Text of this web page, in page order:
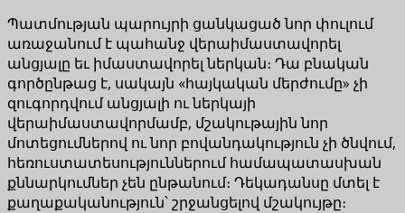
Պատմության պարույրի ցանկացած նոր փուլում
առաջանում է պահանջ վերաիմաստավորել
անցյալը եւ իմաստավորել ներկան։ Դա բնական
գործընթաց է, սակայն «հայկական մերժումը» չի
զուգորդվում անցյալի ու ներկայի
վերաիմաստավորմամբ, մշակութային նոր
մոտեցումներով ու նոր բովանդակություն չի ծնվում,
հեռուստատեսություններում համապատասխան
քննարկումներ չեն ընթանում։ Դեկադանսը մտել է
քաղաքականություն՝ շրջանցելով մշակույթը։